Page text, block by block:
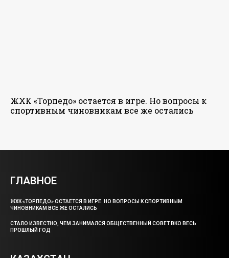
ЖХК «Торпедо» остается в игре. Но вопросы к
спортивным чиновникам все же остались
ГЛАВНОЕ
ЖХК «ТОРПЕДО» ОСТАЕТСЯ В ИГРЕ. НО ВОПРОСЫ К СПОРТИВНЫМ
ЧИНОВНИКАМ ВСЕ ЖЕ ОСТАЛИСЬ
СТАЛО ИЗВЕСТНО, ЧЕМ ЗАНИМАЛСЯ ОБЩЕСТВЕННЫЙ СОВЕТ ВКО ВЕСЬ
ПРОШЛЫЙ ГОД